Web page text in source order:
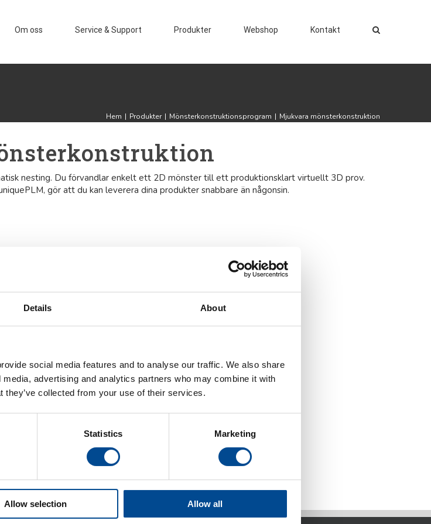
Details About
social media features and to analyse our traffic. We also share
advertising and analytics partners who may combine it with
they’ve collected from your use of their services.
Statistics Marketing
Allow selection Allow all
Om oss Service & Support Produkter Webshop Kontakt
Hem | Produkter | Mönsterkonstruktionsprogram | Mjukvara mönsterkonstruktion
nesting. Du förvandlar enkelt ett 2D mönster till ett produktionsklart virtuellt 3D prov.
gör att du kan leverera dina produkter snabbare än någonsin.